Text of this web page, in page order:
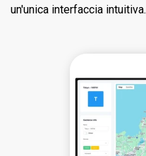
un'unica interfaccia intuitiva.